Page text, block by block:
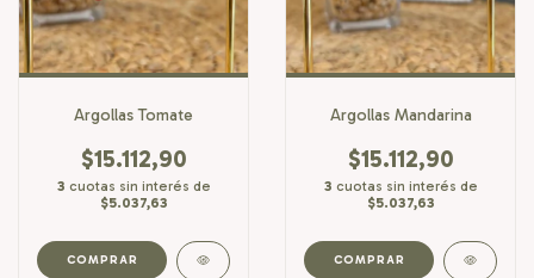
Argollas Tomate
$15.112,90
3 cuotas sin interés de
$5.037,63
Argollas Mandarina
$15.112,90
3 cuotas sin interés de
$5.037,63